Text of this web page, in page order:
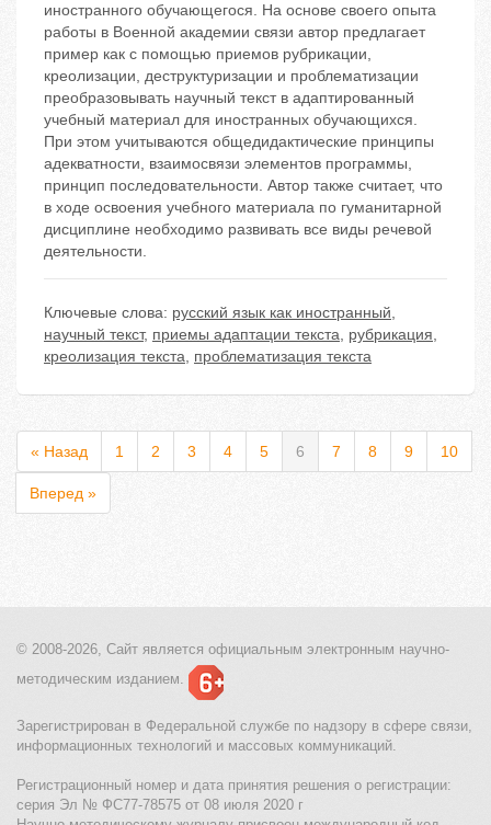
иностранного обучающегося. На основе своего опыта
работы в Военной академии связи автор предлагает
пример как с помощью приемов рубрикации,
креолизации, деструктуризации и проблематизации
преобразовывать научный текст в адаптированный
учебный материал для иностранных обучающихся.
При этом учитываются общедидактические принципы
адекватности, взаимосвязи элементов программы,
принцип последовательности. Автор также считает, что
в ходе освоения учебного материала по гуманитарной
дисциплине необходимо развивать все виды речевой
деятельности.
Ключевые слова: русский язык как иностранный,
научный текст, приемы адаптации текста, рубрикация,
креолизация текста, проблематизация текста
« Назад 1 2 3 4 5 6 7 8 9 10
Вперед »
© 2008-2026, Сайт является официальным электронным научно-
методическим изданием.
Зарегистрирован в Федеральной службе по надзору в сфере связи,
информационных технологий и массовых коммуникаций.
Регистрационный номер и дата принятия решения о регистрации:
серия Эл № ФС77-78575 от 08 июля 2020 г